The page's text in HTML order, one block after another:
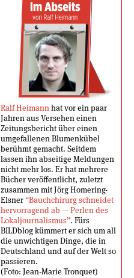
Ralf Heimannhat vor ein paar
Jahren aus Versehen einen
Zeitungsbericht über einen
umgefallenen Blumenkübel
berühmt gemacht. Seitdem
lassen ihn abseitige Meldungen
nicht mehr los. Er hat mehrere
Bücher veröffentlicht, zuletzt
zusammen mit Jörg Homering-
Elsner“Bauchchirurg schneidet
hervorragend ab — Perlen des
Lokaljournalismus”. Fürs
BILDblog kümmert er sich um all
die unwichtigen Dinge, die in
Deutschland und auf der Welt so
passieren.
(Foto: Jean-Marie Tronquet)